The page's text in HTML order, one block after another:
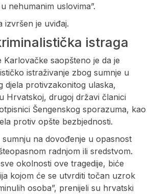
nehumanim uslovima”.
izvršen je uviđaj.
istraga
Karlovačke saopšteno je da je
istraživanje zbog sumnje u
djela protivzakonitog ulaska,
Hrvatskoj, drugoj državi članici
Šengenskog sporazuma, kao
protiv opšte bezbjednosti.
sumnju na dovođenje u opasnost
radnjom ili sredstvom.
okolnosti ove tragedije, biće
kojom će se utvrditi točan uzrok
osoba”, prenijeli su hrvatski